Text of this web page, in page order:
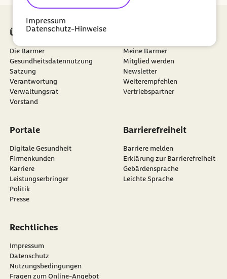
Impressum
Datenschutz-Hinweise
Über uns
Die Barmer
Gesundheitsdatennutzung
Satzung
Verantwortung
Verwaltungsrat
Vorstand
Meine Barmer
Mitglied werden
Newsletter
externer Link:
Weiterempfehlen
Vertriebspartner
Portale
Digitale Gesundheit
Firmenkunden
Karriere
Leistungserbringer
Politik
Presse
Barrierefreiheit
Barriere melden
Erklärung zur Barrierefreiheit
Gebärdensprache
Leichte Sprache
Rechtliches
Impressum
Datenschutz
Nutzungsbedingungen
Fragen zum Online-Angebot